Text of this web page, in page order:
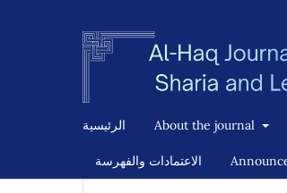
الرئيسية About the journal
الاعتمادات والفهرسة